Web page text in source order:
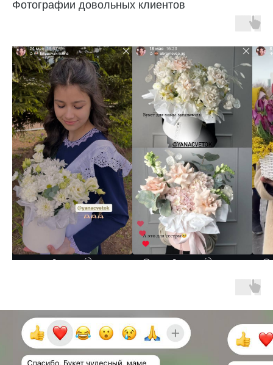
Фотографии довольных клиентов